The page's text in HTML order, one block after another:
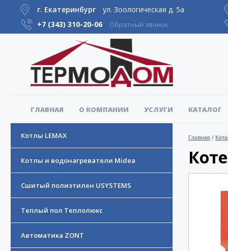
г. Екатеринбург
ул. Зоологическая д. 5а
+7 (343) 310-20-06 Обратный звонок
ГЛАВНАЯ О КОМПАНИИ УСЛУГИ КАТАЛОГ
Котлы LEMAX
Котлы и водонагреватели Midea
Сшитый полиэтилен USYSTEMS
Теплый пол Теплолюкс
Автоматика ZONT
Главная /